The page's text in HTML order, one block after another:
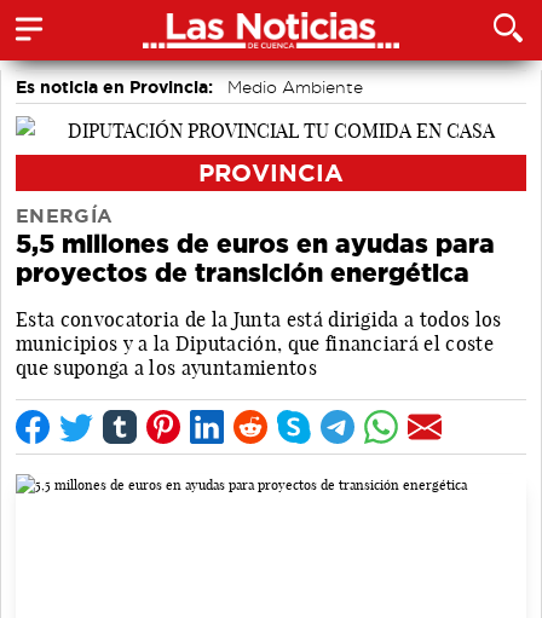
Es noticia en Provincia:
Medio Ambiente
accidentes laborales
PROVINCIA
ENERGÍA
5,5 millones de euros en ayudas para
proyectos de transición energética
Esta convocatoria de la Junta está dirigida a todos los
municipios y a la Diputación, que financiará el coste
que suponga a los ayuntamientos